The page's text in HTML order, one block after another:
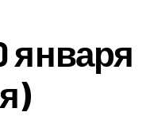
января